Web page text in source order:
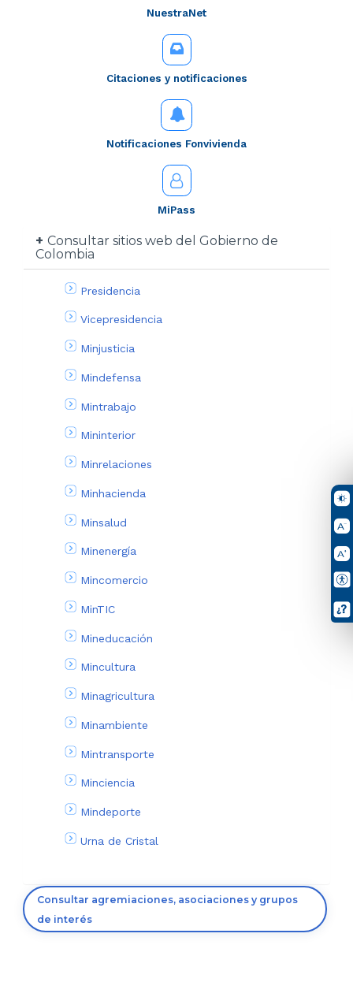
NuestraNet
Citaciones y notificaciones
Notificaciones Fonvivienda
MiPass
Consultar sitios web del Gobierno de
Colombia
Presidencia
Vicepresidencia
Minjusticia
Mindefensa
Mintrabajo
Mininterior
Minrelaciones
Minhacienda
Minsalud
Minenergía
Mincomercio
MinTIC
Mineducación
Mincultura
Minagricultura
Minambiente
Mintransporte
Minciencia
Mindeporte
Urna de Cristal
Consultar agremiaciones, asociaciones y grupos
de interés